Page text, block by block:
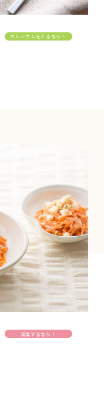
カルシウムをとるなら！
減塩するなら！